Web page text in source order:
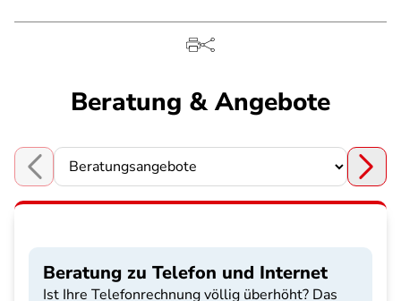
Beratung & Angebote
Choose a section
Beratung zu Telefon und Internet
Ist Ihre Telefonrechnung völlig überhöht? Das